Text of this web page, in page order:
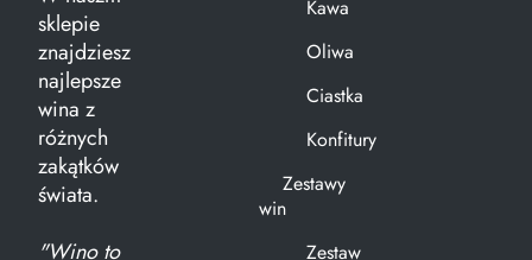
sklepie
znajdziesz
najlepsze
wina z
różnych
zakątków
świata.
"Wino to
Kawa
Oliwa
Ciastka
Konfitury
Zestawy
win
Zestaw